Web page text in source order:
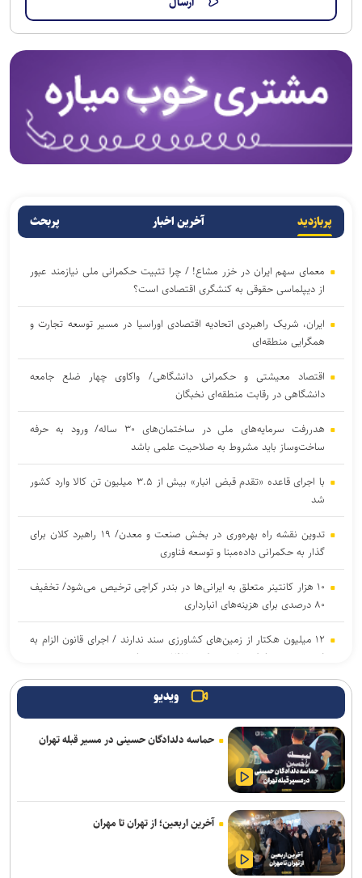
پربازدید آخرین اخبار پربحث
معمای سهم ایران در خزر مشاع! / چرا تثبیت حکمرانی ملی نیازمند عبور
از دیپلماسی حقوقی به کنشگری اقتصادی است؟
ایران، شریک راهبردی اتحادیه اقتصادی اوراسیا در مسیر توسعه تجارت و
همگرایی منطقه‌ای
اقتصاد معیشتی و حکمرانی دانشگاهی/ واکاوی چهار ضلع جامعه
دانشگاهی در رقابت منطقه‌ای نخبگان
هدررفت سرمایه‌های ملی در ساختمان‌های ۳۰ ساله/ ورود به حرفه
ساخت‌وساز باید مشروط به صلاحیت علمی باشد
با اجرای قاعده «تقدم قبض انبار» بیش از ۳.۵ میلیون تن کالا وارد کشور
شد
تدوین نقشه راه بهره‌وری در بخش صنعت و معدن/ ۱۹ راهبرد کلان برای
گذار به حکمرانی داده‌مبنا و توسعه فناوری
۱۰ هزار کانتینر متعلق به ایرانی‌ها در بندر کراچی ترخیص می‌شود/ تخفیف
۸۰ درصدی برای هزینه‌های انبارداری
۱۲ میلیون هکتار از زمین‌های کشاورزی سند ندارند / اجرای قانون الزام به
ثبت رسمی معاملات غیرمنقول در ۱۴۳ شهرستان
نقش راهبردی رسانه‌ها در تثبیت امنیت غذایی/ خبرنگاران، حلقه‌ی پیوند
وزیر صمت: خبرنگاران دیده‌بان اقتصادی و روایتگر حقیقت در جنگ
رسانه‌ای هستند
رکوردشکنی در اولین روز هفته؛ شاخص بورس در ابتدای معاملات بیش از
۱۲۴ هزار واحد افزایش یافت
صنعتی غیرمجاز فاقد حمایت قانونی هستند
ویدیو
حماسه دلدادگان حسینی در مسیر قبله تهران
آخرین اربعین؛ از تهران تا مهران